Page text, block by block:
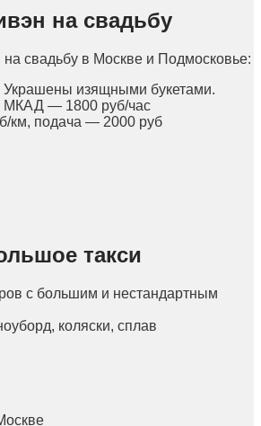
на свадьбу
свадьбу в Москве и Подмосковье:
изящными букетами.
МКАД — 1800 руб/час
км, подача — 2000 руб
такси
с большим и нестандартным
коляски, сплав